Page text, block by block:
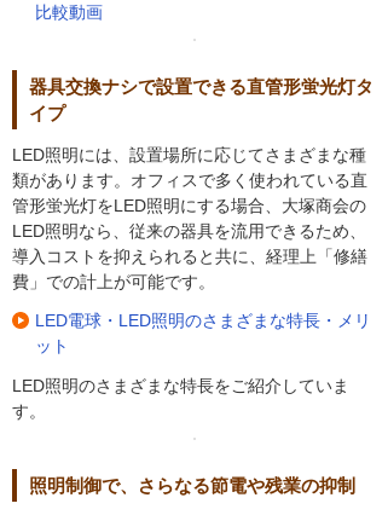
比較動画
器具交換ナシで設置できる直管形蛍光灯タ
イプ
LED照明には、設置場所に応じてさまざまな種
類があります。オフィスで多く使われている直
管形蛍光灯をLED照明にする場合、大塚商会の
LED照明なら、従来の器具を流用できるため、
導入コストを抑えられると共に、経理上「修繕
費」での計上が可能です。
LED電球・LED照明のさまざまな特長・メリ
ット
LED照明のさまざまな特長をご紹介していま
す。
照明制御で、さらなる節電や残業の抑制